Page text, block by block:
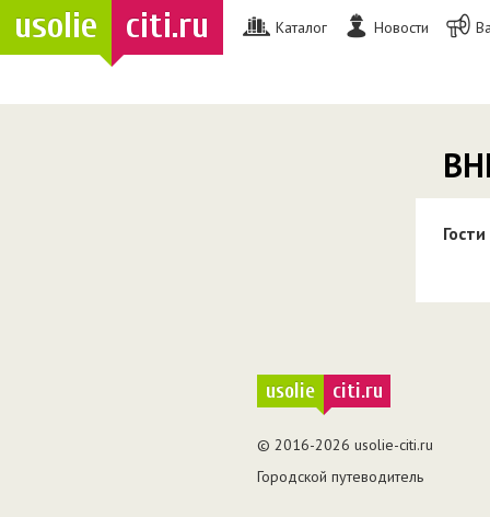
usolie citi.ru Каталог Новости
Гости
usolie citi.ru
© 2016-2026 usolie-citi.ru
Городской путеводитель